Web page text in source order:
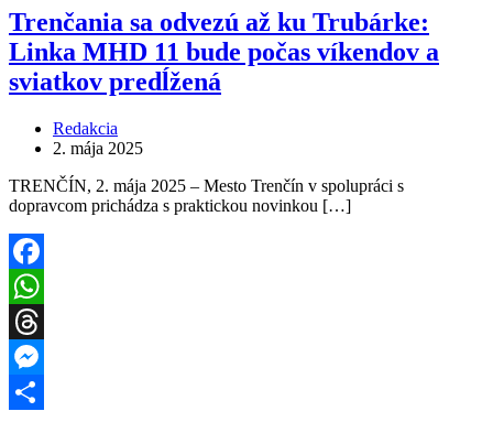
Trenčania sa odvezú až ku Trubárke:
Linka MHD 11 bude počas víkendov a
sviatkov predĺžená
Redakcia
2. mája 2025
TRENČÍN, 2. mája 2025 – Mesto Trenčín v spolupráci s
dopravcom prichádza s praktickou novinkou […]
Facebook
WhatsApp
Threads
Messenger